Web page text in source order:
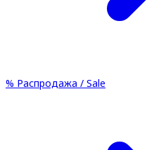
% Распродажа / Sale